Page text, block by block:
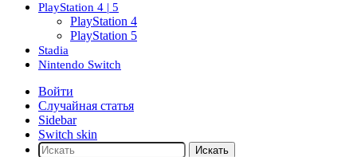
PlayStation 4 | 5
PlayStation 4
PlayStation 5
Stadia
Nintendo Switch
Войти
Случайная статья
Sidebar
Switch skin
Искать